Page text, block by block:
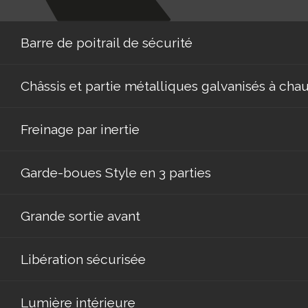
Barre de poitrail de sécurité
Châssis et partie métalliques galvanisés à
Freinage par inertie
Garde-boues Style en 3 parties
Grande sortie avant
Libération sécurisée
Lumière intérieure